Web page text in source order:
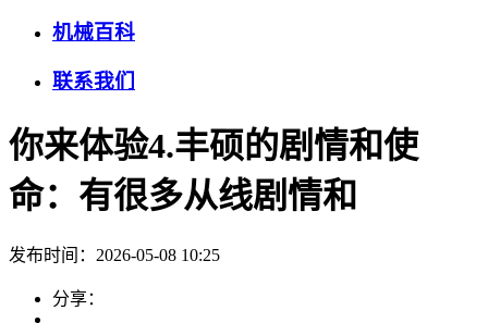
机械百科
联系我们
你来体验4.丰硕的剧情和使
命：有很多从线剧情和
发布时间：2026-05-08 10:25
分享：